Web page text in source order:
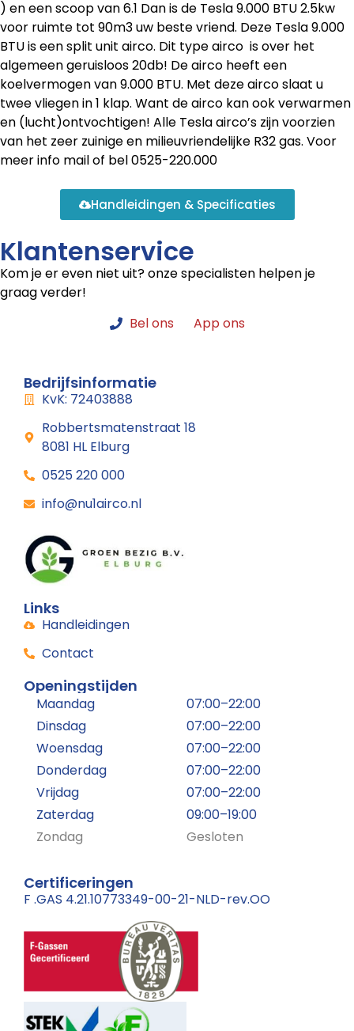
) en een scoop van 6.1 Dan is de Tesla 9.000 BTU 2.5kw
voor ruimte tot 90m3 uw beste vriend. Deze Tesla 9.000
BTU is een split unit airco. Dit type airco is over het
algemeen geruisloos 20db! De airco heeft een
koelvermogen van 9.000 BTU. Met deze airco slaat u
twee vliegen in 1 klap. Want de airco kan ook verwarmen
en (lucht)ontvochtigen! Alle Tesla airco’s zijn voorzien
van het zeer zuinige en milieuvriendelijke R32 gas. Voor
meer info mail of bel 0525-220.000
Handleidingen & Specificaties
Klantenservice
Kom je er even niet uit? onze specialisten helpen je
graag verder!
Bel ons
App ons
Bedrijfsinformatie
KvK: 72403888
Robbertsmatenstraat 18
8081 HL Elburg
0525 220 000
info@nu1airco.nl
Links
Handleidingen
Contact
Openingstijden
Maandag
07:00–22:00
Dinsdag
07:00–22:00
Woensdag
07:00–22:00
Donderdag
07:00–22:00
Vrijdag
07:00–22:00
Zaterdag
09:00–19:00
Zondag
Gesloten
Certificeringen
F .GAS 4.21.10773349-00-21-NLD-rev.OO